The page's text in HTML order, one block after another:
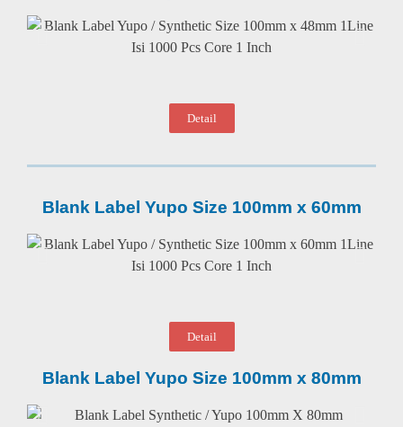
Detail
Blank Label Yupo Size 100mm x 60mm
Detail
Blank Label Yupo Size 100mm x 80mm